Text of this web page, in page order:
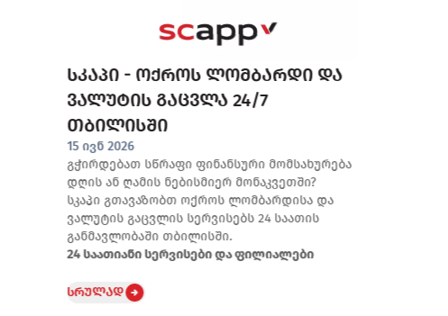
სკაპი - ოქროს ლომბარდი და
ვალუტის გაცვლა 24/7
თბილისში
15 ივნ 2026
გჭირდებათ სწრაფი ფინანსური მომსახურება
დღის ან ღამის ნებისმიერ მონაკვეთში?
სკაპი გთავაზობთ ოქროს ლომბარდისა და
ვალუტის გაცვლის სერვისებს 24 საათის
განმავლობაში თბილისში.
24 საათიანი სერვისები და ფილიალები
სრულად